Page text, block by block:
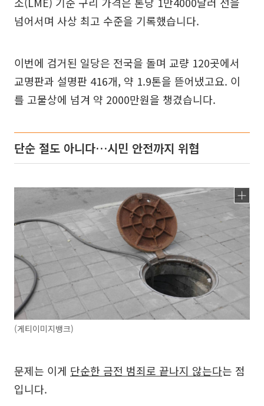
넘어서며 사상 최고 수준을 기록했습니다.
이번에 검거된 일당은 전국을 돌며 교량 120곳에서
교명판과 설명판 416개, 약 1.9톤을 뜯어냈고요. 이
를 고물상에 넘겨 약 2000만원을 챙겼습니다.
단순 절도 아니다…시민 안전까지 위협
(게티이미지뱅크)
문제는 이게 단순한 금전 범죄로 끝나지 않는다는 점
입니다.